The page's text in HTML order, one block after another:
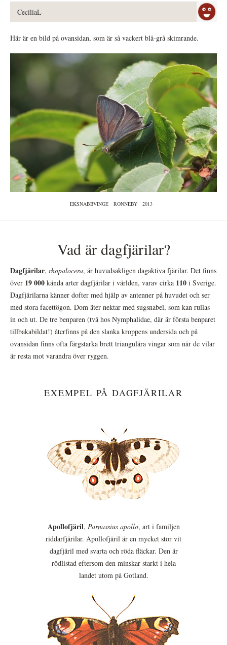
CeciliaL
Här är en bild på ovansidan, som är så vackert blå-grå skimrande.
EKSNABBVINGE RONNEBY 2013
Vad är dagfjärilar?
Dagfjärilar, rhopalocera, är huvudsakligen dagaktiva fjärilar. Det finns
över 19 000 kända arter dagfjärilar i världen, varav cirka 110 i Sverige.
Dagfjärilarna känner dofter med hjälp av antenner på huvudet och ser
med stora facettögon. Dom äter nektar med sugsnabel, som kan rullas
in och ut. De tre benparen (två hos Nymphalidae, där är första benparet
tillbakabildat!) återfinns på den slanka kroppens undersida och på
ovansidan finns ofta färgstarka brett triangulära vingar som när de vilar
är resta mot varandra över ryggen.
EXEMPEL PÅ DAGFJÄRILAR
Apollofjäril, Parnassius apollo, art i familjen
riddarfjärilar. Apollofjäril är en mycket stor vit
dagfjäril med svarta och röda fläckar. Den är
rödlistad eftersom den minskar starkt i hela
landet utom på Gotland.